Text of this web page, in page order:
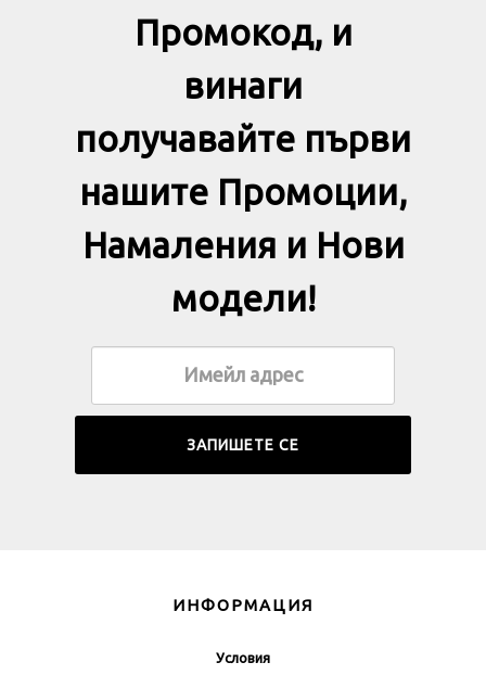
Промокод, и
винаги
получавайте първи
нашите Промоции,
Намаления и Нови
модели!
ИНФОРМАЦИЯ
Условия